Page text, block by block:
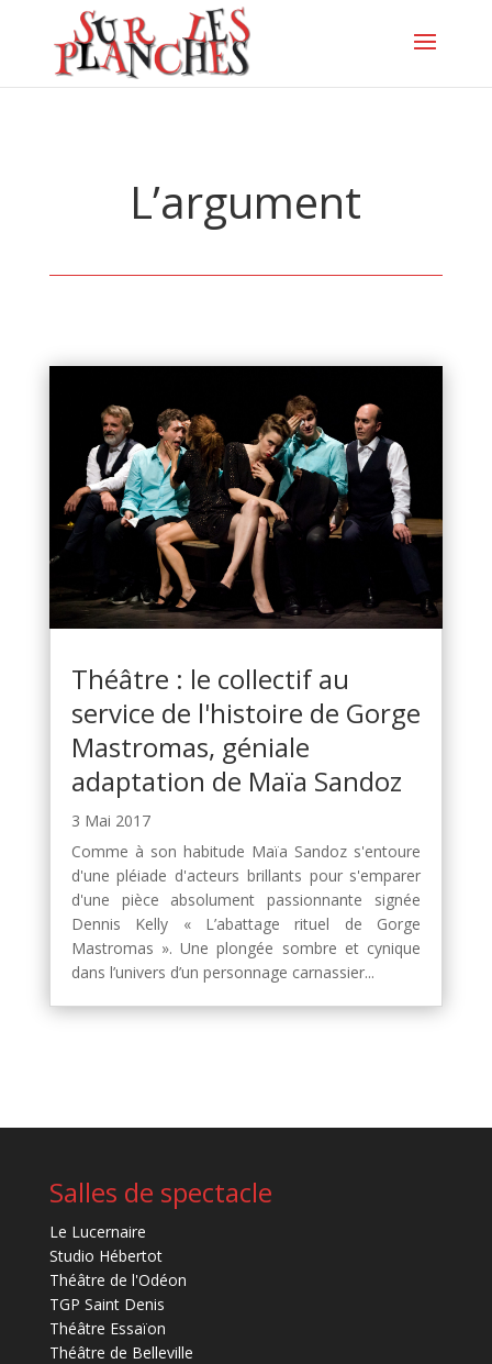
L’argument
Théâtre : le collectif au
service de l'histoire de Gorge
Mastromas, géniale
adaptation de Maïa Sandoz
3 Mai 2017
Comme à son habitude Maïa Sandoz s'entoure
d'une pléiade d'acteurs brillants pour s'emparer
d'une pièce absolument passionnante signée
Dennis Kelly « L’abattage rituel de Gorge
Mastromas ». Une plongée sombre et cynique
dans l’univers d’un personnage carnassier...
Salles de spectacle
Le Lucernaire
Studio Hébertot
Théâtre de l'Odéon
TGP Saint Denis
Théâtre Essaïon
Théâtre de Belleville